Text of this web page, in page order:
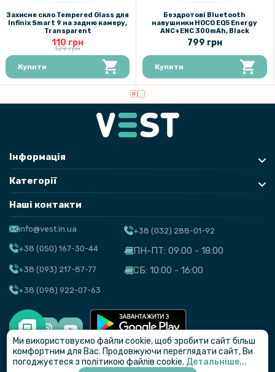
Захисне скло Tempered Glass для
Infinix Smart 9 на задню камеру,
Transparent
110 грн
129 грн
Купити
Бездротові Bluetooth
навушники HOCO EQ5 Energy
ANC+ENC 300mAh, Black
799 грн
Купити
Інформація
Категорії
Наші контакти
info@vest.in.ua
+38 (050) 167-30-44
+38 (093) 217-87-77
+38 (098) 922-07-63
+38 (032) 288-01-92
ПН-ПТ: 09:00 - 18:00
СБ: 10:00 - 16:00
© VEST
Ми використовуємо файли cookie, щоб зробити сайт більш
комфортним для Вас. Продовжуючи переглядати сайт, Ви
погоджуєтеся з політикою файлів cookie. Детальніше...